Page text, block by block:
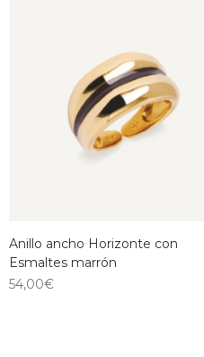
Anillo ancho Horizonte con
Esmaltes marrón
54,00€